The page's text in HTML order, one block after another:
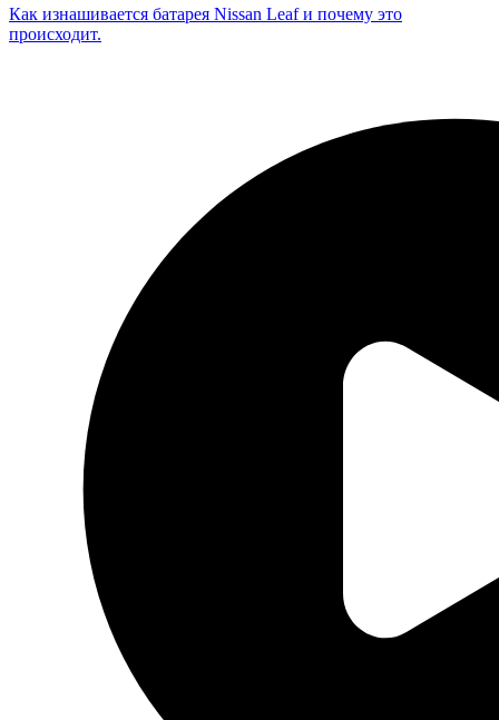
Как изнашивается батарея Nissan Leaf и почему это
происходит.